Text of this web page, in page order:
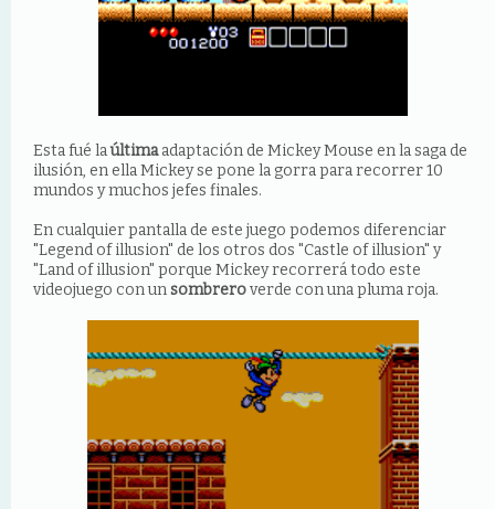
Esta fué laúltimaadaptación de Mickey Mouse en la saga de
ilusión, en ella Mickey se pone la gorra para recorrer 10
mundos y muchos jefes finales.
En cualquier pantalla de este juego podemos diferenciar
"Legend of illusion" de los otros dos "Castle of illusion" y
"Land of illusion" porque Mickey recorrerá todo este
videojuego con unsombreroverde con una pluma roja.